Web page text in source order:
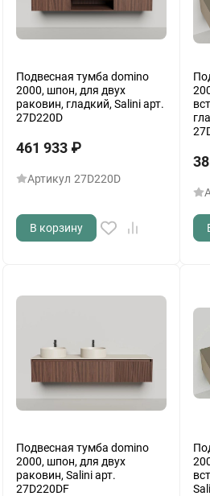
Подвесная тумба domino
2000, шпон, для двух
раковин, гладкий, Salini арт.
27D220D
461 933 ₽
Артикул 27D220D
В корзину
Подвесная тумба domino
2000, шпон, для двух
раковин, Salini арт.
27D220DF